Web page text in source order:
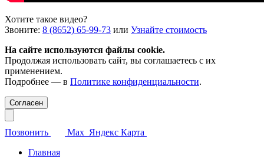
Хотите такое видео?
Звоните: 8 (8652) 65-99-73 или Узнайте стоимость
На сайте используются файлы cookie.
Продолжая использовать сайт, вы соглашаетесь с их
применением.
Подробнее — в Политике конфиденциальности.
Согласен
Позвонить Max Яндекс Карта
Главная